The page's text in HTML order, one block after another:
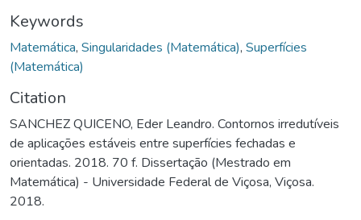
Keywords
Matemática, Singularidades (Matemática), Superfícies
(Matemática)
Citation
SANCHEZ QUICENO, Eder Leandro. Contornos irredutíveis
de aplicações estáveis entre superfícies fechadas e
orientadas. 2018. 70 f. Dissertação (Mestrado em
Matemática) - Universidade Federal de Viçosa, Viçosa.
2018.